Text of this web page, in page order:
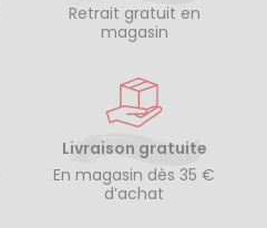
Retrait gratuit en
magasin
Livraison gratuite
En magasin dès 35 €
d’achat